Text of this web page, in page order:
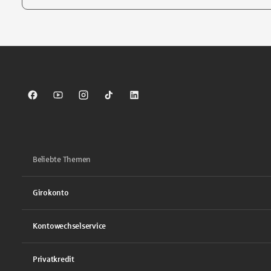
Sparkasse auf Facebook
Sparkasse auf Youtube
Sparkasse auf Instagram
Sparkasse auf TikTok
Sparkasse auf LinkedIn
Beliebte Themen
Girokonto
Kontowechselservice
Privatkredit